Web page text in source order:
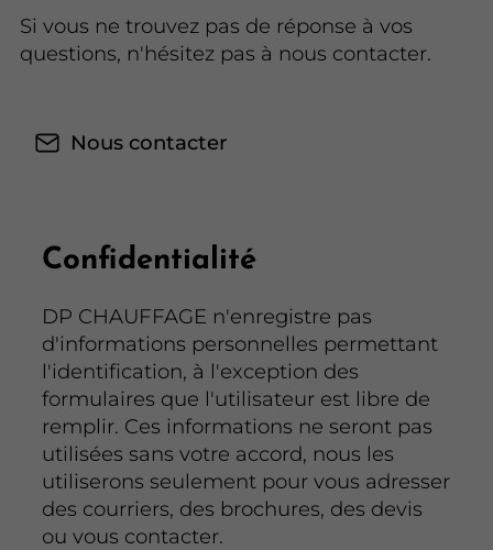
Si vous ne trouvez pas de réponse à vos
questions, n'hésitez pas à nous contacter.
Nous contacter
Confidentialité
DP CHAUFFAGE n'enregistre pas
d'informations personnelles permettant
l'identification, à l'exception des
formulaires que l'utilisateur est libre de
remplir. Ces informations ne seront pas
utilisées sans votre accord, nous les
utiliserons seulement pour vous adresser
des courriers, des brochures, des devis
ou vous contacter.